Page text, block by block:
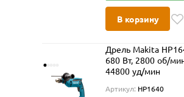
В корзину
Дрель Makita
680 Вт, 2800 об/
44800 уд/мин
Артикул: HP1640